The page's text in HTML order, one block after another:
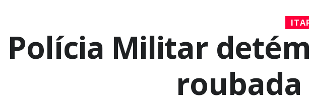
Polícia Militar